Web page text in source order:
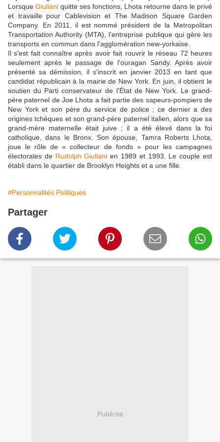
Lorsque Giuliani quitte ses fonctions, Lhota retourne dans le privé
et travaille pour Cablevision et The Madison Square Garden
Company. En 2011, il est nommé président de la Metropolitan
Transportation Authority (MTA), l'entreprise publique qui gère les
transports en commun dans l'agglomération new-yorkaise.
Il s'est fait connaître après avoir fait rouvrir le réseau 72 heures
seulement après le passage de l'ouragan Sandy. Après avoir
présenté sa démission, il s'inscrit en janvier 2013 en tant que
candidat républicain à la mairie de New York. En juin, il obtient le
soutien du Parti conservateur de l'État de New York. Le grand-
père paternel de Joe Lhota a fait partie des sapeurs-pompiers de
New York et son père du service de police ; ce dernier a des
origines tchèques et son grand-père paternel italien, alors que sa
grand-mère maternelle était juive ; il a été élevé dans la foi
catholique, dans le Bronx. Son épouse, Tamra Roberts Lhota,
joue le rôle de « collecteur de fonds » pour les campagnes
électorales de Rudolph Giuliani en 1989 et 1993. Le couple est
établi dans le quartier de Brooklyn Heights et a une fille.
#Personnalités Politiques
Partager
Publicité